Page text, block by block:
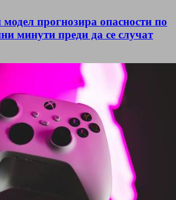
прогнозира опасности по
минути преди да се случат